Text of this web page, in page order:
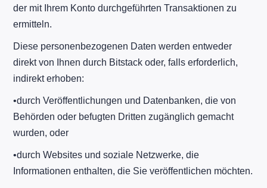
der mit Ihrem Konto durchgeführten Transaktionen zu
ermitteln.
Diese personenbezogenen Daten werden entweder
direkt von Ihnen durch Bitstack oder, falls erforderlich,
indirekt erhoben:
​•​durch Veröffentlichungen und Datenbanken, die von
Behörden oder befugten Dritten zugänglich gemacht
wurden, oder
​•​durch Websites und soziale Netzwerke, die
Informationen enthalten, die Sie veröffentlichen möchten.